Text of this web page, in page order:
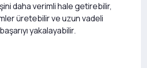
daha verimli hale getirebilir,
üretebilir ve uzun vadeli
yakalayabilir.